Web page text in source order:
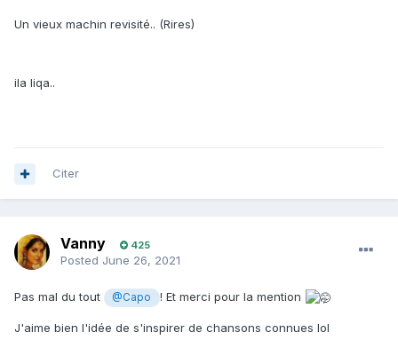
Un vieux machin revisité.. (Rires)
ila liqa..
Citer
Vanny 425
Posted June 26, 2021
Pas mal du tout @Capo ! Et merci pour la mention
J'aime bien l'idée de s'inspirer de chansons connues lol